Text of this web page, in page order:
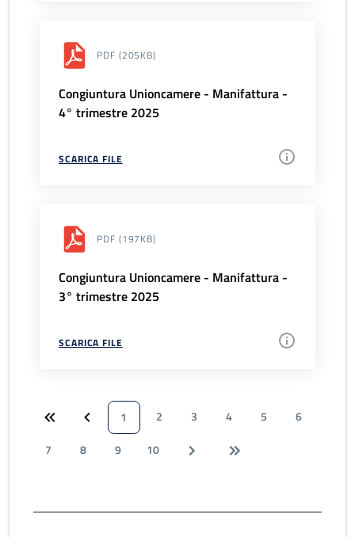
PDF (205KB)
Congiuntura Unioncamere - Manifattura -
4° trimestre 2025
SCARICA FILE
PDF (197KB)
Congiuntura Unioncamere - Manifattura -
3° trimestre 2025
SCARICA FILE
1 2 3 4 5
6
7
8 9 10